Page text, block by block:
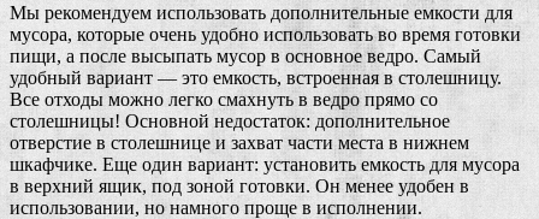
Мы рекомендуем использовать дополнительные емкости для
мусора, которые очень удобно использовать во время готовки
пищи, а после высыпать мусор в основное ведро. Самый
удобный вариант — это емкость, встроенная в столешницу.
Все отходы можно легко смахнуть в ведро прямо со
столешницы! Основной недостаток: дополнительное
отверстие в столешнице и захват части места в нижнем
шкафчике. Еще один вариант: установить емкость для мусора
в верхний ящик, под зоной готовки. Он менее удобен в
использовании, но намного проще в исполнении.